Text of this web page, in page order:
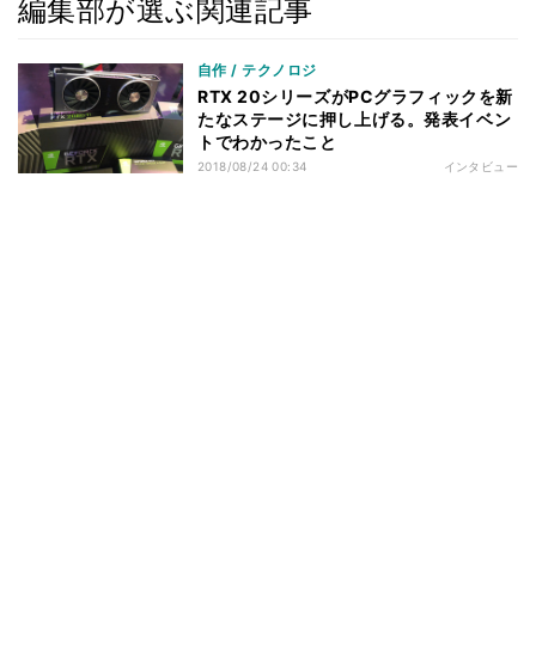
編集部が選ぶ関連記事
自作 / テクノロジ
RTX 20シリーズがPCグラフィックを新
たなステージに押し上げる。発表イベン
トでわかったこと
2018/08/24 00:34 インタビュー